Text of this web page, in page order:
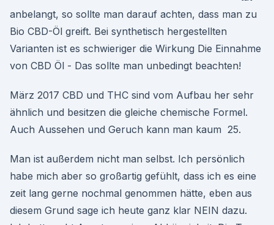
anbelangt, so sollte man darauf achten, dass man zu
Bio CBD-Öl greift. Bei synthetisch hergestellten
Varianten ist es schwieriger die Wirkung Die Einnahme
von CBD Öl - Das sollte man unbedingt beachten!
März 2017 CBD und THC sind vom Aufbau her sehr
ähnlich und besitzen die gleiche chemische Formel.
Auch Aussehen und Geruch kann man kaum 25.
Man ist außerdem nicht man selbst. Ich persönlich
habe mich aber so großartig gefühlt, dass ich es eine
zeit lang gerne nochmal genommen hätte, eben aus
diesem Grund sage ich heute ganz klar NEIN dazu.